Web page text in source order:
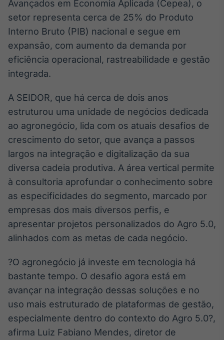
Broadcast
Ticker
Cotações e
notícias
Widgets
Componentes
para conteúdos e
funcionalidades
Broadcast
Wallboard
Conteúdos e
displays e telas
Curadoria
conteúdos
noticiosos
Soluções de
Tecnologia
Broadcast
Radar
Monitoramento
Avançados em Economia Aplicada (Cepea), o
setor representa cerca de 25% do Produto
Interno Bruto (PIB) nacional e segue em
expansão, com aumento da demanda por
eficiência operacional, rastreabilidade e gestão
integrada.
A SEIDOR, que há cerca de dois anos
estruturou uma unidade de negócios dedicada
ao agronegócio, lida com os atuais desafios de
crescimento do setor, que avança a passos
largos na integração e digitalização da sua
diversa cadeia produtiva. A área vertical permite
à consultoria aprofundar o conhecimento sobre
as especificidades do segmento, marcado por
empresas dos mais diversos perfis, e
apresentar projetos personalizados do Agro 5.0,
alinhados com as metas de cada negócio.
?O agronegócio já investe em tecnologia há
bastante tempo. O desafio agora está em
avançar na integração dessas soluções e no
uso mais estruturado de plataformas de gestão,
especialmente dentro do contexto do Agro 5.0?,
afirma Luiz Fabiano Mendes, diretor de